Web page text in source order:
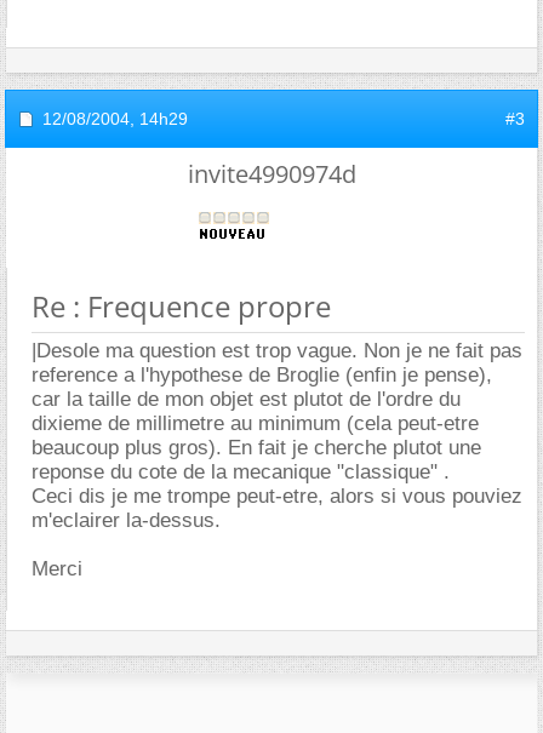
12/08/2004, 14h29 #3
invite4990974d
Re : Frequence propre
|Desole ma question est trop vague. Non je ne fait pas
reference a l'hypothese de Broglie (enfin je pense),
car la taille de mon objet est plutot de l'ordre du
dixieme de millimetre au minimum (cela peut-etre
beaucoup plus gros). En fait je cherche plutot une
reponse du cote de la mecanique "classique" .
Ceci dis je me trompe peut-etre, alors si vous pouviez
m'eclairer la-dessus.
Merci